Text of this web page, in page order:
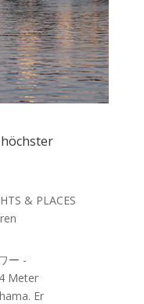
& PLACES
ー -
Meter
Er